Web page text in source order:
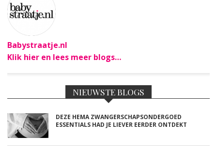
Babystraatje.nl
Klik hier en lees meer blogs…
NIEUWSTE BLOGS
DEZE HEMA ZWANGERSCHAPSONDERGOED
ESSENTIALS HAD JE LIEVER EERDER ONTDEKT